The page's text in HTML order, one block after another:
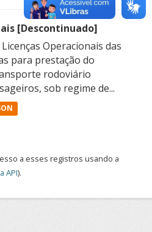
[Descontinuado]
Operacionais das
para prestação do
rodoviário
sob regime de...
a esses registros usando a
API).